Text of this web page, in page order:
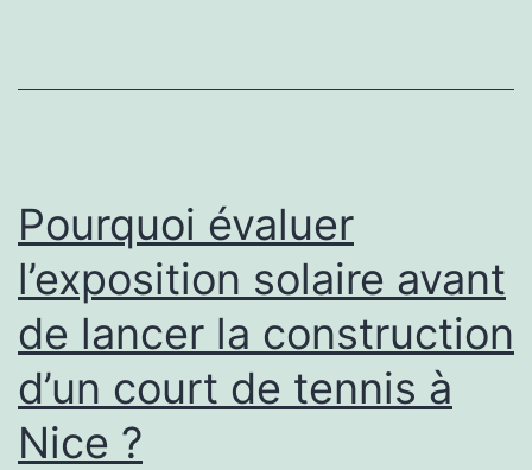
construction
d’un
court
de
tennis
à
Pourquoi évaluer
l’exposition solaire avant
de lancer la construction
d’un court de tennis à
Nice ?